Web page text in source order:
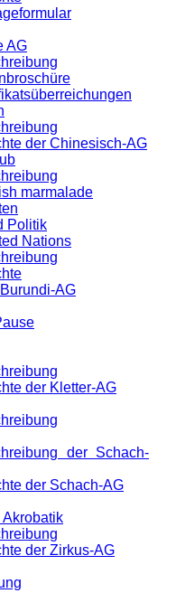
AG
der Chinesisch-AG
marmalade
Politik
Nations
AG
der Kletter-AG
der Schach-
der Schach-AG
der Zirkus-AG